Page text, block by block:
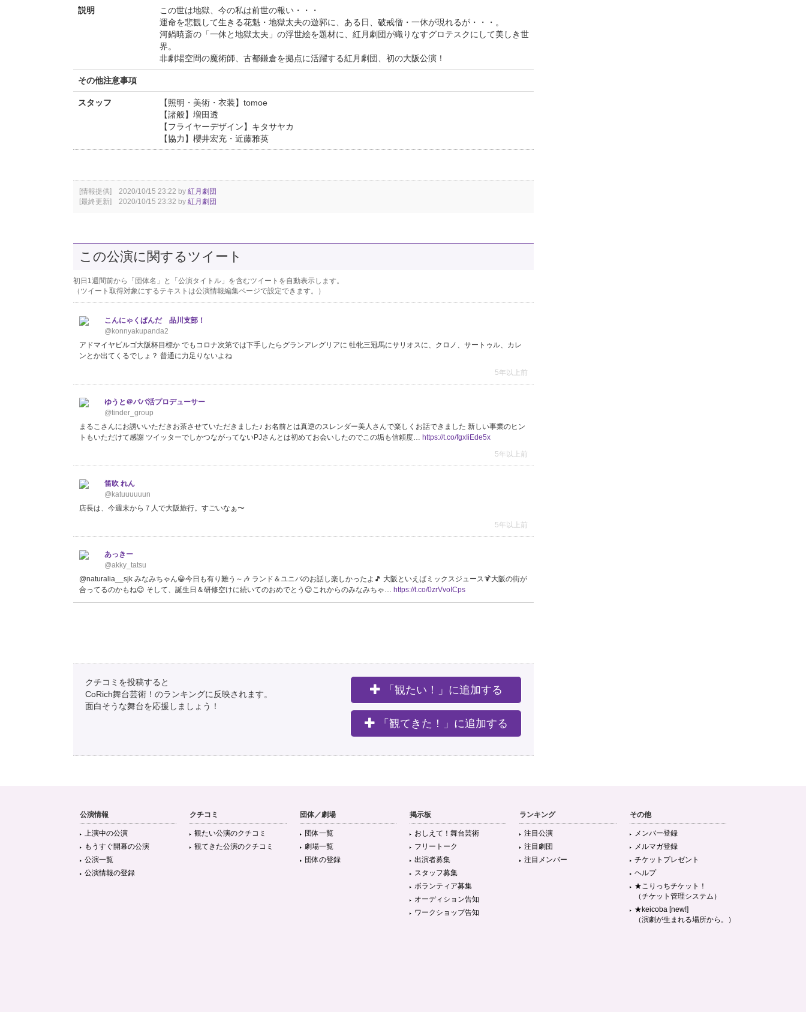
説明
この世は地獄、今の私は前世の報い・・・
運命を悲観して生きる花魁・地獄太夫の遊郭に、ある日、破戒僧・一休が現れるが・・・。
河鍋暁斎の「一休と地獄太夫」の浮世絵を題材に、紅月劇団が織りなすグロテスクにして美しき世
界。
非劇場空間の魔術師、古都鎌倉を拠点に活躍する紅月劇団、初の大阪公演！
その他注意事項
スタッフ
【照明・美術・衣装】tomoe
【諸般】増田透
【フライヤーデザイン】キタサヤカ
【協力】櫻井宏充・近藤雅英
[情報提供] 2020/10/15 23:22 by 紅月劇団
[最終更新] 2020/10/15 23:32 by 紅月劇団
この公演に関するツイート
初日1週間前から「団体名」と「公演タイトル」を含むツイートを自動表示します。
（ツイート取得対象にするテキストは公演情報編集ページで設定できます。）
こんにゃくぱんだ 品川支部！
@konnyakupanda2
アドマイヤビルゴ大阪杯目標か でもコロナ次第では下手したらグランアレグリアに 牡牝三冠馬にサリオスに、クロノ、サートゥル、カレ
ンとか出てくるでしょ？ 普通に力足りないよね
5年以上前
ゆうと＠パパ活プロデューサー
@tinder_group
まるこさんにお誘いいただきお茶させていただきました♪ お名前とは真逆のスレンダー美人さんで楽しくお話できました 新しい事業のヒン
トもいただけて感謝 ツイッターでしかつながってないPJさんとは初めてお会いしたのでこの垢も信頼度… https://t.co/fgxIiEde5x
5年以上前
笛吹 れん
@katuuuuuun
店長は、今週末から７人で大阪旅行。すごいなぁ〜
5年以上前
あっきー
@akky_tatsu
@naturalia__sjk みなみちゃん😀今日も有り難う～🎶 ランド＆ユニバのお話し楽しかったよ🎵 大阪といえばミックスジュース🍹大阪の街が
合ってるのかもね😊 そして、誕生日＆研修空けに続いてのおめでとう😊これからのみなみちゃ… https://t.co/0zrVvoICps
5年以上前
もっかい観て寝るか Dr.ハインリッヒ M-1グランプリ2020 準々決勝［大阪］https://t.co/eRNaHlZvXV
#GYAO
5年以上前
ユuいち
@yyyyyy123456789
私的J1ベストイレブン 東口(G大阪) 2位だから 瀬古(C大阪) 若いフィード上手い ジェジエウ(川崎) 迫力すごい 永戸(鹿島) アシスト多い 山根
クチコミを投稿すると
CoRich舞台芸術！のランキングに反映されます。
面白そうな舞台を応援しましょう！
「観たい！」に追加する
「観てきた！」に追加する
公演情報
上演中の公演
もうすぐ開幕の公演
公演一覧
公演情報の登録
クチコミ
観たい公演のクチコミ
観てきた公演のクチコミ
団体／劇場
団体一覧
劇場一覧
団体の登録
掲示板
おしえて！舞台芸術
フリートーク
出演者募集
スタッフ募集
ボランティア募集
オーディション告知
ワークショップ告知
ランキング
注目公演
注目劇団
注目メンバー
その他
メンバー登録
メルマガ登録
チケットプレゼント
ヘルプ
★こりっちチケット！
（チケット管理システム）
★keicoba [new!]
（演劇が生まれる場所から。）